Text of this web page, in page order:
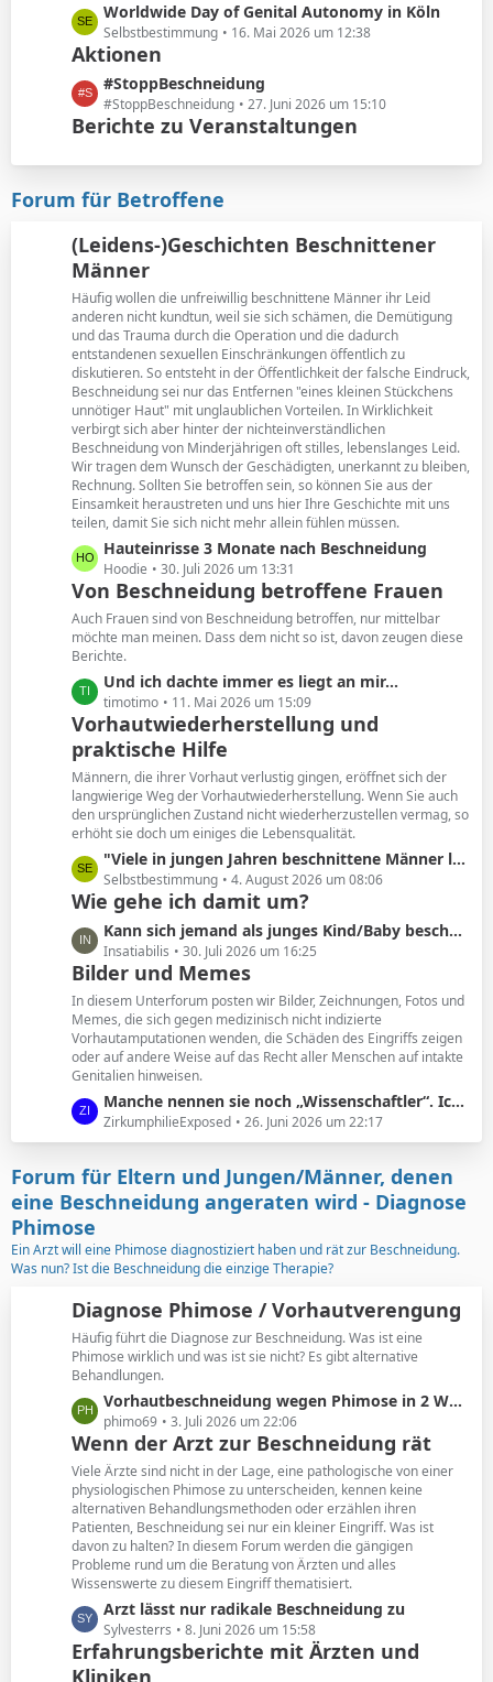
L
e
t
z
t
e
e
t
ä
g
e
Worldwide Day of Genital Autonomy in Köln
Selbstbestimmung 16. Mai 2026 um 12:38
Aktionen
L
e
t
t
e
e
i
t
r
ä
g
e
#StoppBeschneidung
#StoppBeschneidung 27. Juni 2026 um 15:10
Berichte zu Veranstaltungen
Forum für Betroffene
(Leidens-)Geschichten Beschnittener
Männer
Häufig wollen die unfreiwillig beschnittene Männer ihr Leid
anderen nicht kundtun, weil sie sich schämen, die Demütigung
und das Trauma durch die Operation und die dadurch
entstandenen sexuellen Einschränkungen öffentlich zu
diskutieren. So entsteht in der Öffentlichkeit der falsche Eindruck,
Beschneidung sei nur das Entfernen "eines kleinen Stückchens
unnötiger Haut" mit unglaublichen Vorteilen. In Wirklichkeit
verbirgt sich aber hinter der nichteinverständlichen
Beschneidung von Minderjährigen oft stilles, lebenslanges Leid.
Wir tragen dem Wunsch der Geschädigten, unerkannt zu bleiben,
Rechnung. Sollten Sie betroffen sein, so können Sie aus der
Einsamkeit heraustreten und uns hier Ihre Geschichte mit uns
teilen, damit Sie sich nicht mehr allein fühlen müssen.
L
e
t
z
t
e
B
e
i
t
r
ä
g
e
Hauteinrisse 3 Monate nach Beschneidung
Hoodie 30. Juli 2026 um 13:31
Von Beschneidung betroffene Frauen
Auch Frauen sind von Beschneidung betroffen, nur mittelbar
möchte man meinen. Dass dem nicht so ist, davon zeugen diese
Berichte.
L
e
t
z
t
e
B
e
i
t
r
ä
g
e
Und ich dachte immer es liegt an mir...
timotimo 11. Mai 2026 um 15:09
Vorhautwiederherstellung und
praktische Hilfe
Männern, die ihrer Vorhaut verlustig gingen, eröffnet sich der
langwierige Weg der Vorhautwiederherstellung. Wenn Sie auch
den ursprünglichen Zustand nicht wiederherzustellen vermag, so
erhöht sie doch um einiges die Lebensqualität.
L
e
t
z
t
e
B
e
i
t
r
ä
g
e
"Viele in jungen Jahren beschnittene Männer leiden unter den Folgen. Und wollen ihre Vorhaut zurück. "
Selbstbestimmung 4. August 2026 um 08:06
Wie gehe ich damit um?
L
e
t
z
t
e
B
e
i
t
ä
g
e
Kann sich jemand als junges Kind/Baby beschnittener noch an seine Vorhaut erinnern?
Insatiabilis 30. Juli 2026 um 16:25
Bilder und Memes
In diesem Unterforum posten wir Bilder, Zeichnungen, Fotos und
Memes, die sich gegen medizinisch nicht indizierte
Vorhautamputationen wenden, die Schäden des Eingriffs zeigen
oder auf andere Weise auf das Recht aller Menschen auf intakte
Genitalien hinweisen.
L
e
t
t
e
B
e
i
t
r
ä
g
e
Manche nennen sie noch „Wissenschaftler“. Ich nenne sie geldgesteuerte Marionetten.
ZirkumphilieExposed 26. Juni 2026 um 22:17
Forum für Eltern und Jungen/Männer, denen
eine Beschneidung angeraten wird - Diagnose
Phimose
Ein Arzt will eine Phimose diagnostiziert haben und rät zur Beschneidung.
Was nun? Ist die Beschneidung die einzige Therapie?
Diagnose Phimose / Vorhautverengung
Häufig führt die Diagnose zur Beschneidung. Was ist eine
Phimose wirklich und was ist sie nicht? Es gibt alternative
Behandlungen.
L
e
t
z
t
e
B
e
i
r
ä
g
Vorhautbeschneidung wegen Phimose in 2 Wochen
phimo69 3. Juli 2026 um 22:06
Wenn der Arzt zur Beschneidung rät
Viele Ärzte sind nicht in der Lage, eine pathologische von einer
physiologischen Phimose zu unterscheiden, kennen keine
alternativen Behandlungsmethoden oder erzählen ihren
Patienten, Beschneidung sei nur ein kleiner Eingriff. Was ist
davon zu halten? In diesem Forum werden die gängigen
Probleme rund um die Beratung von Ärzten und alles
Wissenswerte zu diesem Eingriff thematisiert.
L
e
t
z
Arzt lässt nur radikale Beschneidung zu
Sylvesterrs 8. Juni 2026 um 15:58
Erfahrungsberichte mit Ärzten und
Kliniken